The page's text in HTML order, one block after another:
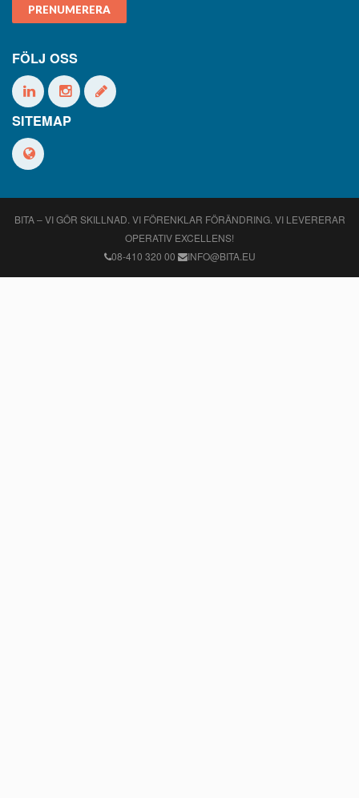
PRENUMERERA
FÖLJ OSS
SITEMAP
BITA – VI GÖR SKILLNAD. VI FÖRENKLAR FÖRÄNDRING. VI LEVERERAR
OPERATIV EXCELLENS!
08-410 320 00
INFO@BITA.EU